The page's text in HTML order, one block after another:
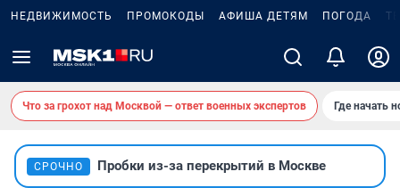
НЕДВИЖИМОСТЬ ПРОМОКОДЫ АФИША ДЕТЯМ ПОГОДА
Что за грохот над Москвой — ответ военных экспертов Где начать
СРОЧНО Пробки из-за перекрытий в Москве